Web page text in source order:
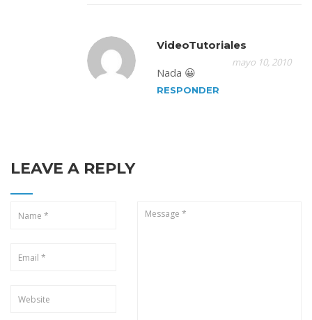
VideoTutoriales
mayo 10, 2010
Nada 😀
RESPONDER
LEAVE A REPLY